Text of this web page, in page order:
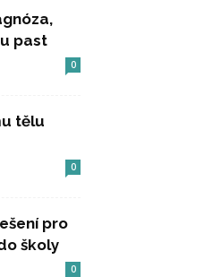
past
0
tělu
0
pro
školy
0